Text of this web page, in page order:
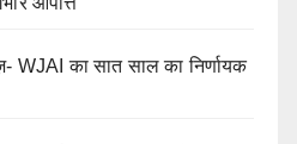
WJAI का सात साल का निर्णायक